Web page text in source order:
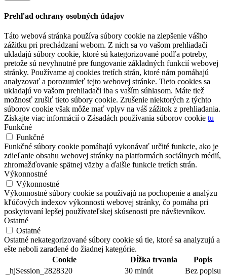
Prehľad ochrany osobných údajov
Táto webová stránka používa súbory cookie na zlepšenie vášho
zážitku pri prechádzaní webom. Z nich sa vo vašom prehliadači
ukladajú súbory cookie, ktoré sú kategorizované podľa potreby,
pretože sú nevyhnutné pre fungovanie základných funkcií webovej
stránky. Používame aj cookies tretích strán, ktoré nám pomáhajú
analyzovať a porozumieť tejto webovej stránke. Tieto cookies sa
ukladajú vo vašom prehliadači iba s vaším súhlasom. Máte tiež
možnosť zrušiť tieto súbory cookie. Zrušenie niektorých z týchto
súborov cookie však môže mať vplyv na váš zážitok z prehliadania.
Získajte viac informácií o Zásadách používania súborov cookie tu
Funkčné
Funkčné
Funkčné súbory cookie pomáhajú vykonávať určité funkcie, ako je
zdieľanie obsahu webovej stránky na platformách sociálnych médií,
zhromažďovanie spätnej väzby a ďalšie funkcie tretích strán.
Výkonnostné
Výkonnostné
Výkonnostné súbory cookie sa používajú na pochopenie a analýzu
kľúčových indexov výkonnosti webovej stránky, čo pomáha pri
poskytovaní lepšej používateľskej skúsenosti pre návštevníkov.
Ostatné
Ostatné
Ostatné nekategorizované súbory cookie sú tie, ktoré sa analyzujú a
ešte neboli zaradené do žiadnej kategórie.
Cookie
Dĺžka trvania
Popis
_hjSession_2828320
30 minút
Bez popisu